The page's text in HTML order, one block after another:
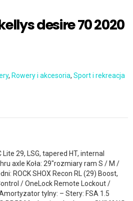
desire 70 2020
, Rowery i akcesoria, Sport i rekreacja
Lite 29, LSG, tapered HT, internal
axle Koła: 29″rozmiary ram S / M /
ROCK SHOX Recon RL (29) Boost,
/ OneLock Remote Lockout /
tylny: – Stery: FSA 1.5